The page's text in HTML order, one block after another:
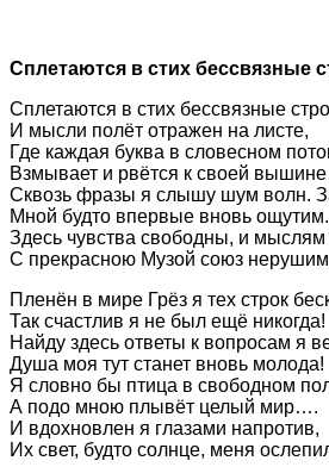
Сплетаются в стих бессвязные
Сплетаются в стих бессвязные
И мысли полёт отражен на листе,
Где каждая буква в словесном
Взмывает и рвётся к своей
Сквозь фразы я слышу шум волн.
Мной будто впервые вновь ощутим.
Здесь чувства свободны, и мыслям
С прекрасною Музой союз
Пленён в мире Грёз я тех строк
Так счастлив я не был ещё никогда!
Найду здесь ответы к вопросам я
Душа моя тут станет вновь молода!
Я словно бы птица в свободном
А подо мною плывёт целый мир….
И вдохновлен я глазами напротив,
Их свет, будто солнце, меня